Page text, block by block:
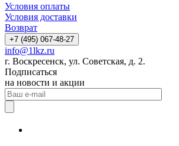
Условия оплаты
Условия доставки
Возврат
+7 (495) 067-48-27
info@1lkz.ru
г. Воскресенск, ул. Советская, д. 2.
Подписаться
на новости и акции